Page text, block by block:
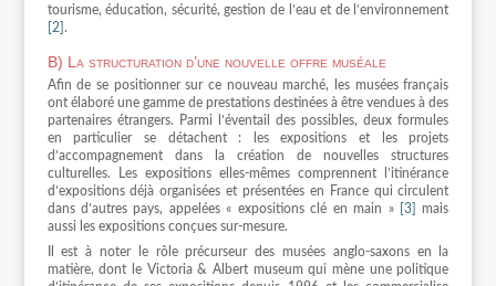
tourisme, éducation, sécurité, gestion de l’eau et de l’environnement
[2] .
B) La structuration d’une nouvelle offre muséale
Afin de se positionner sur ce nouveau marché, les musées français
ont élaboré une gamme de prestations destinées à être vendues à des
partenaires étrangers. Parmi l’éventail des possibles, deux formules
en particulier se détachent : les expositions et les projets
d’accompagnement dans la création de nouvelles structures
culturelles. Les expositions elles-mêmes comprennent l’itinérance
d’expositions déjà organisées et présentées en France qui circulent
dans d’autres pays, appelées « expositions clé en main »
[3]
mais
aussi les expositions conçues sur-mesure.
Il est à noter le rôle précurseur des musées anglo-saxons en la
matière, dont le Victoria & Albert museum qui mène une politique